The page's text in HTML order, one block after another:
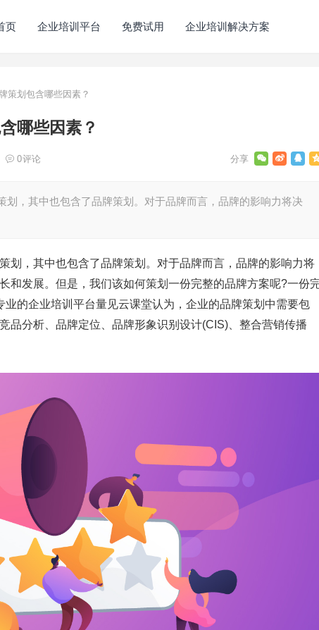
页 企业培训平台 免费试用 企业培训解决方案
策划包含哪些因素？
哪些因素？
0评论
划，其中也包含了品牌策划。对于品牌而言，品牌的影响力将决
划，其中也包含了品牌策划。对于品牌而言，品牌的影响力将
和发展。但是，我们该如何策划一份完整的品牌方案呢?一份
的企业培训平台量见云课堂认为，企业的品牌策划中需要包
品分析、品牌定位、品牌形象识别设计(CIS)、整合营销传播